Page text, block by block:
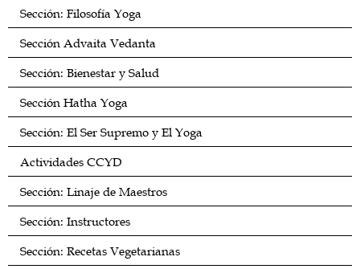
Sección: Filosofía Yoga
Sección Advaita Vedanta
Sección: Bienestar y Salud
Sección Hatha Yoga
Sección: El Ser Supremo y El Yoga
Actividades CCYD
Sección: Linaje de Maestros
Sección: Instructores
Sección: Recetas Vegetarianas